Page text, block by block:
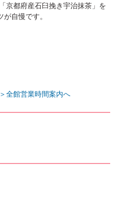
京都府産石臼挽き宇治抹茶」を
自慢です。
全館営業時間案内へ